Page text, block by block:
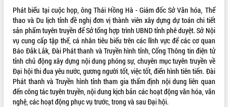
Khám bệnh, cấp phát thuốc miễn phí
và tặng quà người dân xã Cư Pui
Hội nghị UBND tỉnh Đắk Lắk thường kỳ
tháng 7/2026
Phát biểu tại cuộc họp, ông Thái Hồng Hà - Giám đốc Sở Văn hóa, Thể
thao và Du lịch tỉnh đề nghị đơn vị thành viên xây dựng dự toán chi tiết
sản phẩm tuyên truyền để Sở tổng hợp trình UBND tỉnh phê duyệt. Sở Nội
vụ cung cấp tập thể, cá nhân tiêu biểu trên các lĩnh vực để các cơ quan
Báo Đắk Lắk, Đài Phát thanh và Truyền hình tỉnh, Cổng Thông tin điện tử
tỉnh chủ động xây dựng nội dung phóng sự, chuyên mục tuyên truyền về
Đại hội thi đua yêu nước, gương người tốt, việc tốt, điển hình tiên tiến. Đài
Phát thanh và Truyền hình tỉnh tham gia thẩm định nội dung liên quan
đến công tác tuyên truyền, nội dung kịch bản các hoạt động văn hóa, văn
nghệ, các hoạt động phục vụ trước, trong và sau Đại hội.